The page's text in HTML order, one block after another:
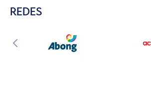
REDES